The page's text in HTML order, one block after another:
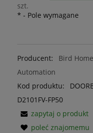
szt.
* - Pole wymagane
Producent:
Bird Home
Automation
Kod produktu:
D2101FV-FP50
zapytaj o produkt
poleć znajomemu